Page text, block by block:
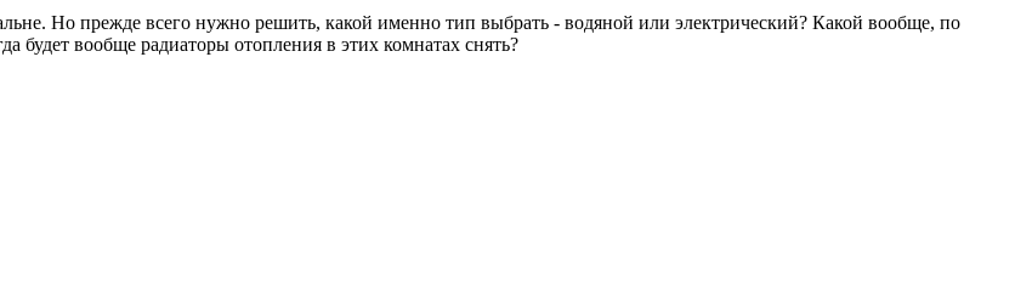
Но прежде всего нужно решить, какой именно тип выбрать - водяной или электрический? Какой вообще, по
вообще радиаторы отопления в этих комнатах снять?